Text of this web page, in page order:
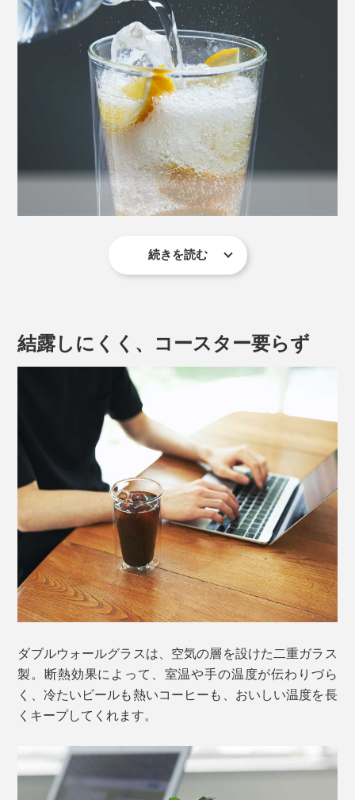
『RayES』のダブルウォールグラスは、スクエア型にラ
二重のガラスの間に空洞があることで、液体が浮いてい
るかのように美しく引き立つグラスです。
真上から覗けば「丸」。真横・正面から見れば「四
角」。シャープな直線となだらかな曲線によって、見る
角度で表情が変わる独自のデザインです。
続きを読む
結露しにくく、コースター要らず
ダブルウォールグラスは、空気の層を設けた二重ガラス
製。断熱効果によって、室温や手の温度が伝わりづら
く、冷たいビールも熱いコーヒーも、おいしい温度を長
くキープしてくれます。